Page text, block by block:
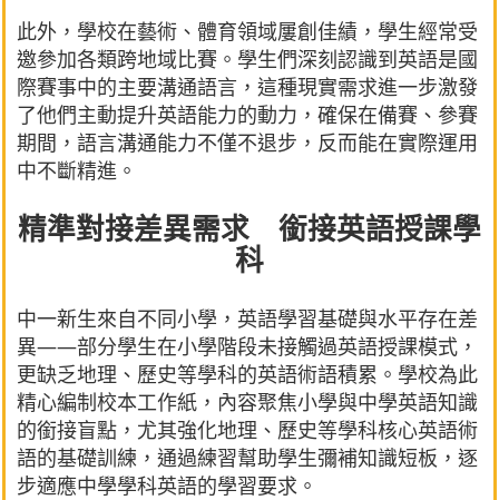
此外，學校在藝術、體育領域屢創佳績，學生經常受
邀參加各類跨地域比賽。學生們深刻認識到英語是國
際賽事中的主要溝通語言，這種現實需求進一步激發
了他們主動提升英語能力的動力，確保在備賽、參賽
期間，語言溝通能力不僅不退步，反而能在實際運用
中不斷精進。
精準對接差異需求 銜接英語授課學
科
中一新生來自不同小學，英語學習基礎與水平存在差
異——部分學生在小學階段未接觸過英語授課模式，
更缺乏地理、歷史等學科的英語術語積累。學校為此
精心編制校本工作紙，內容聚焦小學與中學英語知識
的銜接盲點，尤其強化地理、歷史等學科核心英語術
語的基礎訓練，通過練習幫助學生彌補知識短板，逐
步適應中學學科英語的學習要求。